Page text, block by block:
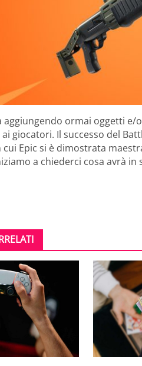
aggiungendo ormai oggetti e/
giocatori. Il successo del
cui Epic si è dimostrata
a chiederci cosa avrà